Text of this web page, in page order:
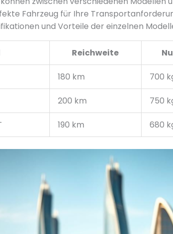
Fahrzeug für Ihre
und Vorteile der einzelnen
Reichweite
180 km 700
200 km 750
190 km 680